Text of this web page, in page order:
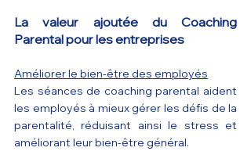
La valeur ajoutée du Coaching
Parental pour les entreprises
Améliorer le bien-être des employés
Les séances de coaching parental aident
les employés à mieux gérer les défis de la
parentalité, réduisant ainsi le stress et
améliorant leur bien-être général.